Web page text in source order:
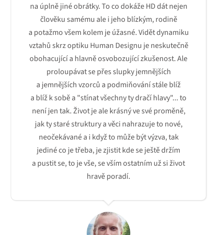
na úplně jiné obrátky. To co dokáže HD dát nejen
člověku samému ale i jeho blízkým, rodině
a potažmo všem kolem je úžasné. Vidět dynamiku
vztahů skrz optiku Human Designu je neskutečně
obohacující a hlavně osvobozující zkušenost. Ale
proloupávat se přes slupky jemnějších
a jemnějších vzorců a podmiňování stále blíž
a blíž k sobě a "stínat všechny ty dračí hlavy"... to
není jen tak. Život je ale krásný ve své proměně,
jak ty staré struktury a věci nahrazuje to nové,
neočekávané a i když to může být výzva, tak
jediné co je třeba, je zjistit kde se ještě držím
a pustit se, to je vše, se vším ostatním už si život
hravě poradí.